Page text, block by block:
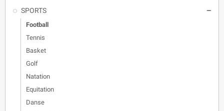
SPORTS 
Football
Tennis
Basket
Golf
Natation
Equitation
Danse